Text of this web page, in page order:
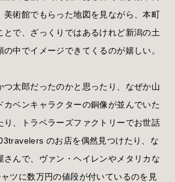
美術館でもらった地図を見ながら、本町
とで、ざっくりではあるけれど新潟の土
中でイメージできてくるのが嬉しい。
つ太郎だったのかと思ったり、なぜか山
カベンキャラクターの銅像が並んでいた
り、トラベラーズファクトリーでお世話
のお店を偶然見つけたり、な
さんで、ヴァン・ヘイレンやメタリカな
ツに数万円の値段が付いているのを見